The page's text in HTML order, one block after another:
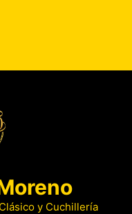
y Cuchillería